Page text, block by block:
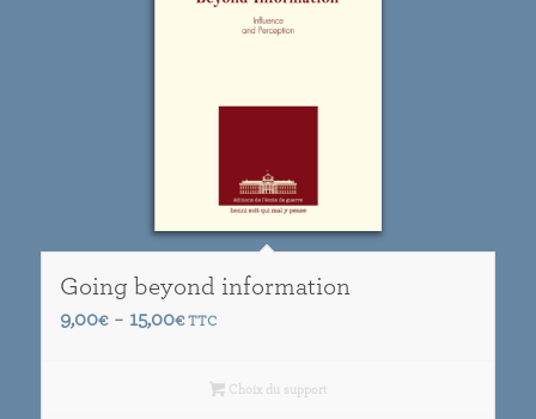
Going beyond information
9,00€ – 15,00€Plage
9,00€
TTC
Choix du support